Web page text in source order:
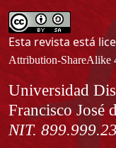
Esta revista está
Attribution-ShareAlike
Información
Universidad
Francisco José
NIT.